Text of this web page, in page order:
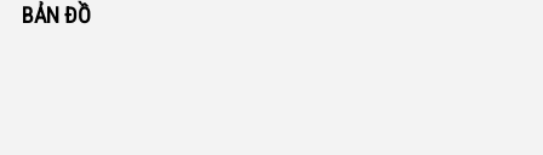
BẢN ĐỒ